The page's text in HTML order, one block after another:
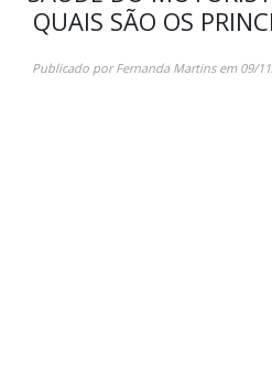
QUAIS SÃO OS
Publicado porFernanda Martinsem 09/